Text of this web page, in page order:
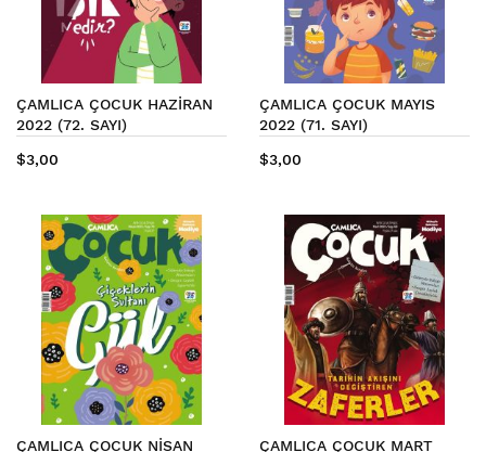
ÇAMLICA ÇOCUK HAZİRAN
2022 (72. SAYI)
$3,00
ÇAMLICA ÇOCUK MAYIS
2022 (71. SAYI)
$3,00
ÇAMLICA ÇOCUK NİSAN
ÇAMLICA ÇOCUK MART